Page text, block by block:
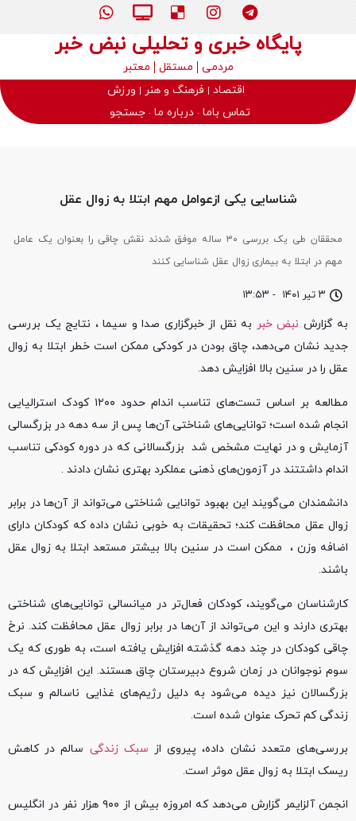
پایگاه خبری و تحلیلی نبض خبر
مردمی مستقل
معتبر
اقتصاد
فرهنگ و هنر
ورزش
تماس باما درباره ما جستجو
۳ تیر ۱۴۰۱ - ۱۳:۵۳
شناسایی یکی ازعوامل مهم ابتلا به زوال عقل
محققان طی یک بررسی ۳۰ ساله موفق شدند نقش چاقی را بعنوان یک عامل
مهم در ابتلا به بیماری زوال عقل شناسایی کنند
به گزارش نبض خبر به نقل از خبرگزاری صدا و سیما ، نتایج یک بررسی
جدید نشان می‌دهد، چاق بودن در کودکی ممکن است خطر ابتلا به زوال
عقل را در سنین بالا افزایش دهد.
مطالعه بر اساس تست‌های تناسب اندام حدود ۱۲۰۰ کودک استرالیایی
انجام شده است؛ توانایی‌های شناختی آن‌ها پس از سه دهه در بزرگسالی
آزمایش و در نهایت مشخص شد بزرگسالانی که در دوره کودکی تناسب
اندام داشتتند در آزمون‌های ذهنی عملکرد بهتری نشان دادند .
دانشمندان می‌گویند این بهبود توانایی شناختی می‌تواند از آن‌ها در برابر
زوال عقل محافظت کند؛ تحقیقات به خوبی نشان داده که کودکان دارای
اضافه وزن ، ممکن است در سنین بالا بیشتر مستعد ابتلا به زوال عقل
باشند.
کارشناسان می‌گویند، کودکان فعال‌تر در میانسالی توانایی‌های شناختی
بهتری دارند و این می‌تواند از آن‌ها در برابر زوال عقل محافظت کند. نرخ
چاقی کودکان در چند دهه گذشته افزایش یافته است، به طوری که یک
سوم نوجوانان در زمان شروع دبیرستان چاق هستند. این افزایش که در
بزرگسالان نیز دیده می‌شود به دلیل رژیم‌های غذایی ناسالم و سبک
زندگی کم تحرک عنوان شده است.
بررسی‌های متعدد نشان داده، پیروی از سبک زندگی سالم در کاهش
ریسک ابتلا به زوال عقل موثر است.
انجمن آلزایمر گزارش می‌دهد که امروزه بیش از ۹۰۰ هزار نفر در انگلیس